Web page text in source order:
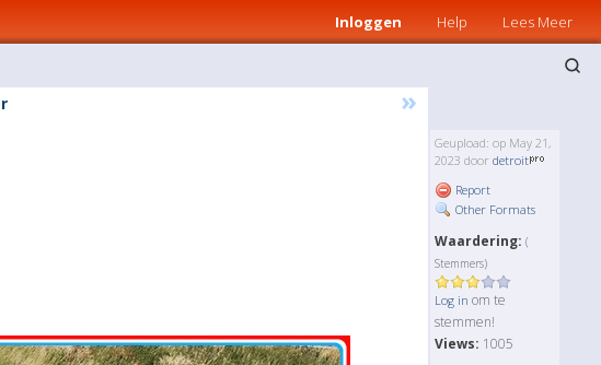
Inloggen Help Lees Meer
»
Geupload: op May 21,
2023 door detroit
Report
Other Formats
Waardering: (
Stemmers)
Log in om te
stemmen!
Views: 1005